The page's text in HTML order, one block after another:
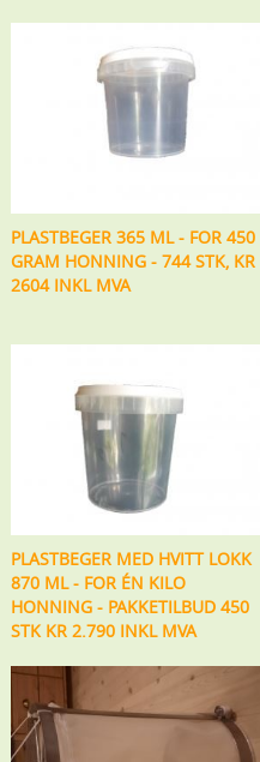
PLASTBEGER 365 ML - FOR 450
GRAM HONNING - 744 STK, KR
2604 INKL MVA
PLASTBEGER MED HVITT LOKK
870 ML - FOR ÉN KILO
HONNING - PAKKETILBUD 450
STK KR 2.790 INKL MVA